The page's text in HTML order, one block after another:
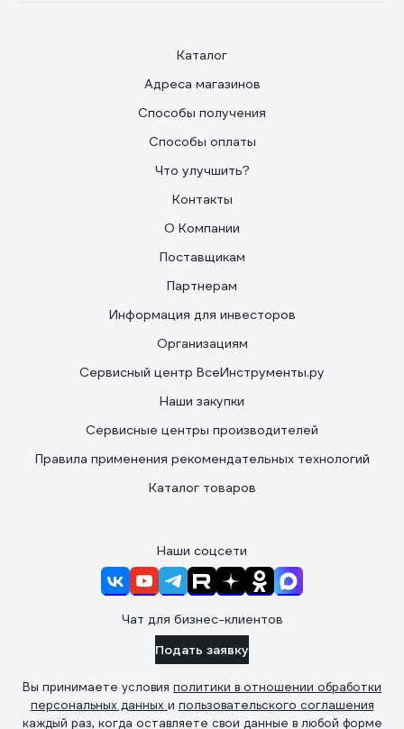
Каталог
Адреса магазинов
Способы получения
Способы оплаты
Что улучшить?
Контакты
О Компании
Поставщикам
Партнерам
Информация для инвесторов
Организациям
Сервисный центр ВсеИнструменты.ру
Наши закупки
Сервисные центры производителей
Правила применения рекомендательных технологий
Каталог товаров
Наши соцсети
Чат для бизнес-клиентов
Подать заявку
Вы принимаете условия политики в отношении обработки
персональных данных и пользовательского соглашения
каждый раз, когда оставляете свои данные в любой форме